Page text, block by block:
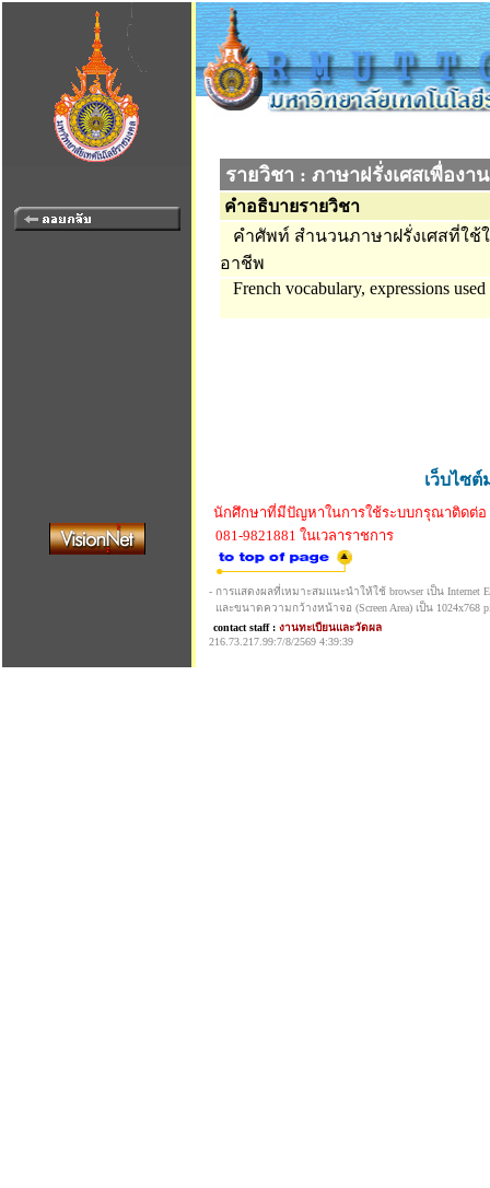
รายวิชา : ภาษาฝรั่งเศสเพื่องา
คำอธิบายรายวิชา
คำศัพท์ สำนวนภาษาฝรั่งเศสที่ใช้
อาชีพ
French vocabulary, expressions
เว็บไซ
นักศึกษาที่มีปัญหาในการใช้ระบบกรุณาติดต่อ
081-9821881 ในเวลาราชการ
- การแสดงผลที่เหมาะสมแนะนำให้ใช้ browser เป็น Internet
และขนาดความกว้างหน้าจอ (Screen Area) เป็น 1024x768
contact staff : งานทะเบียนและวัดผล
216.73.217.99:7/8/2569 4:39:39